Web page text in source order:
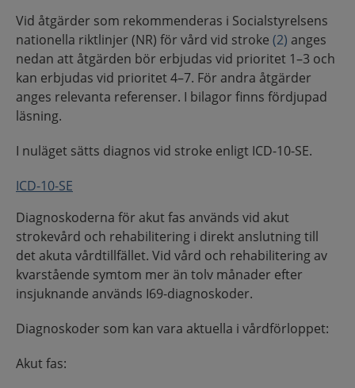
Vid åtgärder som rekommenderas i Socialstyrelsens
nationella riktlinjer (NR) för vård vid stroke (2) anges
nedan att åtgärden bör erbjudas vid prioritet 1–3 och
kan erbjudas vid prioritet 4–7. För andra åtgärder
anges relevanta referenser. I bilagor finns fördjupad
läsning.
I nuläget sätts diagnos vid stroke enligt ICD-10-SE.
ICD-10-SE
Diagnoskoderna för akut fas används vid akut
strokevård och rehabilitering i direkt anslutning till
det akuta vårdtillfället. Vid vård och rehabilitering av
kvarstående symtom mer än tolv månader efter
insjuknande används I69-diagnoskoder.
Diagnoskoder som kan vara aktuella i vårdförloppet:
Akut fas: